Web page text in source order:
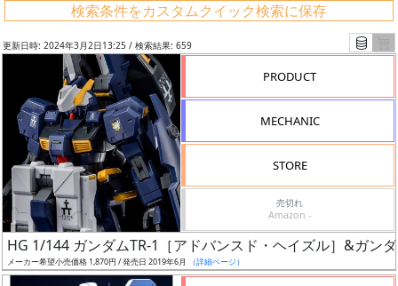
検索条件をカスタムクイック検索に保存
フ
リ
更新日時: 2024年3月2日13:25 / 検索結果: 659
PRODUCT
MECHANIC
STORE
売切れ
Amazon -
HG 1/144 ガンダムTR-1［アドバンスド・ヘイズル］&ガン
メーカー希望小売価格 1,870円 / 発売日 2019年6月 （詳細ページ）